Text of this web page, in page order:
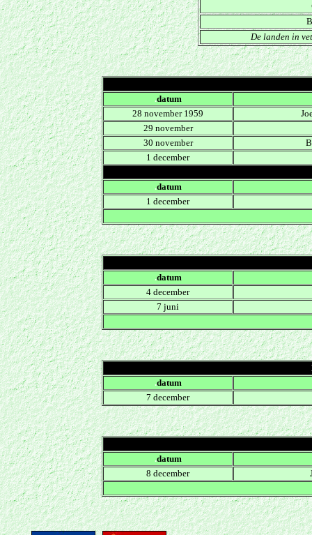
De landen in
.datum
28 november 1959
29 november
30 november
1 december
.datum
1 december
.datum
4 december
7 juni
.datum
7 december
.datum
8 december